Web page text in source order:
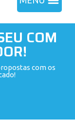
COM
com os